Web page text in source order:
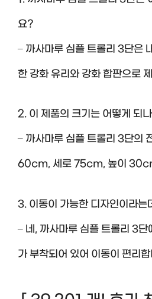
요?
– 까사마루 심플 트롤리 3단은
한 강화 유리와 강화 합판으로
2. 이 제품의 크기는 어떻게 되
– 까사마루 심플 트롤리 3단의
60cm, 세로 75cm, 높이
3. 이동이 가능한 디자인이라는
– 네, 까사마루 심플 트롤리 3단
가 부착되어 있어 이동이 편리